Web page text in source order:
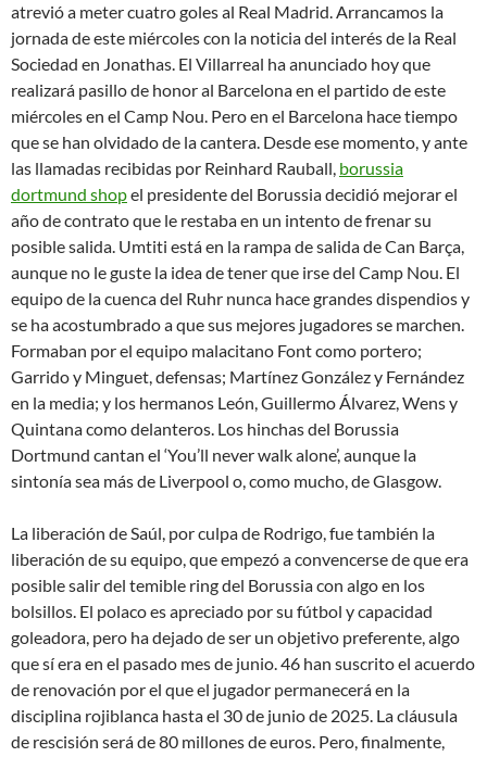
atrevió a meter cuatro goles al Real Madrid. Arrancamos la
jornada de este miércoles con la noticia del interés de la Real
Sociedad en Jonathas. El Villarreal ha anunciado hoy que
realizará pasillo de honor al Barcelona en el partido de este
miércoles en el Camp Nou. Pero en el Barcelona hace tiempo
que se han olvidado de la cantera. Desde ese momento, y ante
las llamadas recibidas por Reinhard Rauball, borussia
dortmund shopel presidente del Borussia decidió mejorar el
año de contrato que le restaba en un intento de frenar su
posible salida. Umtiti está en la rampa de salida de Can Barça,
aunque no le guste la idea de tener que irse del Camp Nou. El
equipo de la cuenca del Ruhr nunca hace grandes dispendios y
se ha acostumbrado a que sus mejores jugadores se marchen.
Formaban por el equipo malacitano Font como portero;
Garrido y Minguet, defensas; Martínez González y Fernández
en la media; y los hermanos León, Guillermo Álvarez, Wens y
Quintana como delanteros. Los hinchas del Borussia
Dortmund cantan el ‘You’ll never walk alone’, aunque la
sintonía sea más de Liverpool o, como mucho, de Glasgow.
La liberación de Saúl, por culpa de Rodrigo, fue también la
liberación de su equipo, que empezó a convencerse de que era
posible salir del temible ring del Borussia con algo en los
bolsillos. El polaco es apreciado por su fútbol y capacidad
goleadora, pero ha dejado de ser un objetivo preferente, algo
que sí era en el pasado mes de junio. 46 han suscrito el acuerdo
de renovación por el que el jugador permanecerá en la
disciplina rojiblanca hasta el 30 de junio de 2025. La cláusula
de rescisión será de 80 millones de euros. Pero, finalmente,